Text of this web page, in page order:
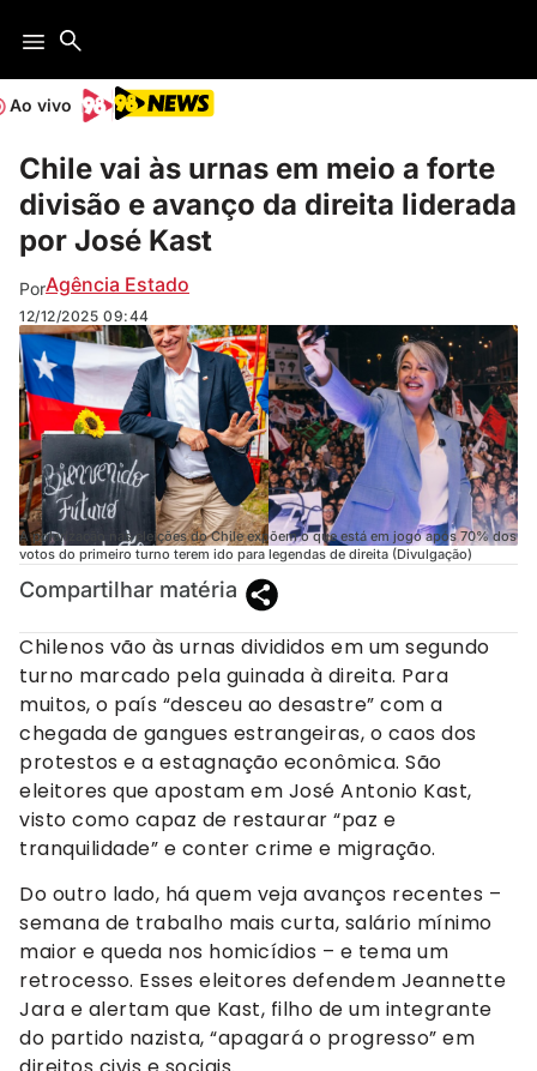
Ao vivo
Chile vai às urnas em meio a forte
divisão e avanço da direita liderada
por José Kast
PorAgência Estado
12/12/2025 09:44
A polarização nas eleições do Chile expõem o que está em jogo após 70% dos
votos do primeiro turno terem ido para legendas de direita (Divulgação)
Compartilhar matéria
Chilenos vão às urnas divididos em um segundo
turno marcado pela guinada à direita. Para
muitos, o país “desceu ao desastre” com a
chegada de gangues estrangeiras, o caos dos
protestos e a estagnação econômica. São
eleitores que apostam em José Antonio Kast,
visto como capaz de restaurar “paz e
tranquilidade” e conter crime e migração.
Do outro lado, há quem veja avanços recentes –
semana de trabalho mais curta, salário mínimo
maior e queda nos homicídios – e tema um
retrocesso. Esses eleitores defendem Jeannette
Jara e alertam que Kast, filho de um integrante
do partido nazista, “apagará o progresso” em